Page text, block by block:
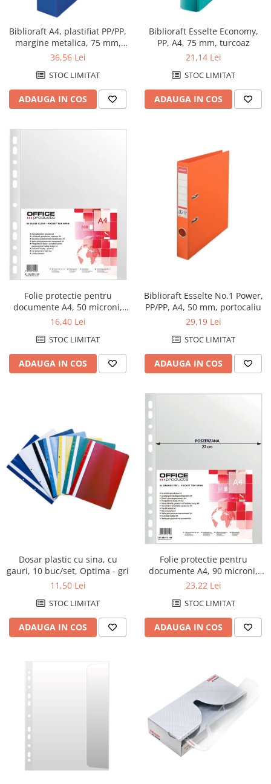
Perforatoare de birou si
profesionale
Pioneze si ace cu gamalie
Stampile, tusuri si tusiere
Suporturi pentru documente,
Tavite pentru documente
Organizare si arhivare
Accesorii pentru arhivare
Bibliorafturi
Caiete mecanice
Clasoare, mape si suporti pentru
carti de vizita
Clipboarduri pentru documente
Cutii si containere de arhivare
Dosare de prezentare
Dosare din carton
Dosare din plastic
Etichete bibliorafturi
Mape din plastic
Separatoare index
Suporturi pentru dosare
suspendabile
Cuburi din hartie
Etichete autoadezive
Hartie de calc si alte articole hartie
Hartie pentru copiator si
imprimanta
Plicuri
Registre si repertoare
Role hartie pentru fax si case de
marcat
Role hartie pentru plotter
Biblioraft A4, plastifiat PP/PP,
margine metalica, 75 mm,
ESSELTE No. 1 Power -
36,56 Lei
STOC LIMITAT
ADAUGA IN COS
Biblioraft Esselte Economy,
PP, A4, 75 mm, turcoaz
21,14 Lei
STOC LIMITAT
ADAUGA IN COS
Folie protectie pentru
documente A4, 50 microni,
100folii/set, Office Products -
16,40 Lei
STOC LIMITAT
ADAUGA IN COS
Biblioraft Esselte No.1 Power,
PP/PP, A4, 50 mm, portocaliu
29,19 Lei
STOC LIMITAT
ADAUGA IN COS
Dosar plastic cu sina, cu
gauri, 10 buc/set, Optima - gri
11,50 Lei
STOC LIMITAT
ADAUGA IN COS
Folie protectie pentru
documente A4, 90 microni,
50/set, Office Products Maxi -
23,22 Lei
STOC LIMITAT
ADAUGA IN COS